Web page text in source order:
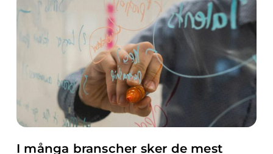
I många branscher sker de mest